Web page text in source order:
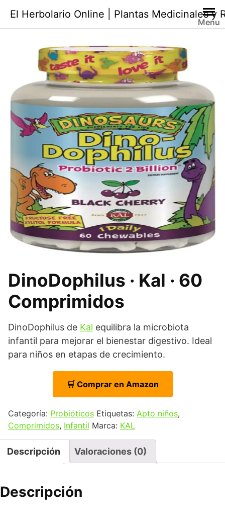
contenido
El Herbolario Online | Plantas Medicinales y
Menu
DinoDophilus · Kal · 60
Comprimidos
DinoDophilus de Kal equilibra la microbiota
infantil para mejorar el bienestar digestivo. Ideal
para niños en etapas de crecimiento.
🛒 Comprar en Amazon
Categoría: Probióticos Etiquetas: Apto niños,
Comprimidos, Infantil Marca: KAL
Descripción Valoraciones (0)
Descripción